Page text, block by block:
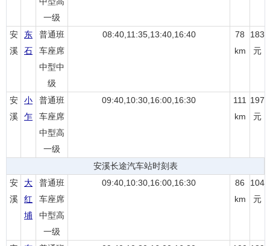
一级
安
溪
东
石
普通班
车座席
中型中
级
08:40,11:35,13:40,16:40
78
km
183
元
安
溪
小
乍
普通班
车座席
中型高
一级
09:40,10:30,16:00,16:30
111
km
197
元
安溪长途汽车站时刻表
安
溪
大
红
埔
普通班
车座席
中型高
一级
09:40,10:30,16:00,16:30
86
km
104
元